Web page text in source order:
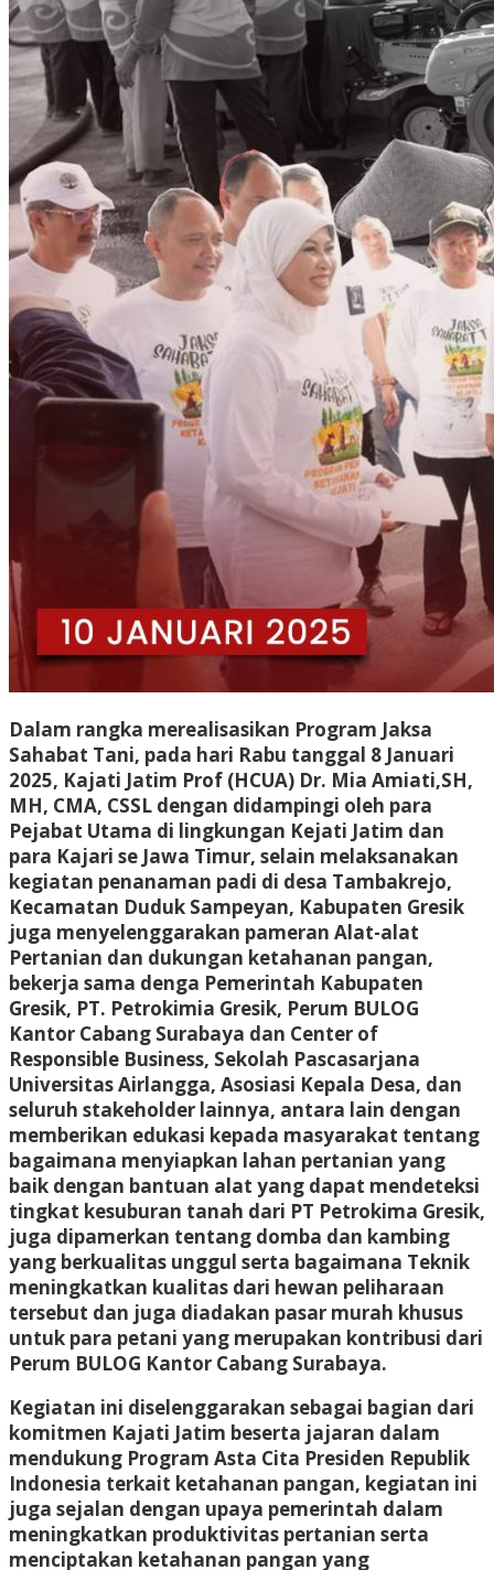
Dalam rangka merealisasikan Program Jaksa
Sahabat Tani, pada hari Rabu tanggal 8 Januari
2025, Kajati Jatim Prof (HCUA) Dr. Mia Amiati,SH,
MH, CMA, CSSL dengan didampingi oleh para
Pejabat Utama di lingkungan Kejati Jatim dan
para Kajari se Jawa Timur, selain melaksanakan
kegiatan penanaman padi di desa Tambakrejo,
Kecamatan Duduk Sampeyan, Kabupaten Gresik
juga menyelenggarakan pameran Alat-alat
Pertanian dan dukungan ketahanan pangan,
bekerja sama denga Pemerintah Kabupaten
Gresik, PT. Petrokimia Gresik, Perum BULOG
Kantor Cabang Surabaya dan Center of
Responsible Business, Sekolah Pascasarjana
Universitas Airlangga, Asosiasi Kepala Desa, dan
seluruh stakeholder lainnya, antara lain dengan
memberikan edukasi kepada masyarakat tentang
bagaimana menyiapkan lahan pertanian yang
baik dengan bantuan alat yang dapat mendeteksi
tingkat kesuburan tanah dari PT Petrokima Gresik,
juga dipamerkan tentang domba dan kambing
yang berkualitas unggul serta bagaimana Teknik
meningkatkan kualitas dari hewan peliharaan
tersebut dan juga diadakan pasar murah khusus
untuk para petani yang merupakan kontribusi dari
Perum BULOG Kantor Cabang Surabaya.
Kegiatan ini diselenggarakan sebagai bagian dari
komitmen Kajati Jatim beserta jajaran dalam
mendukung Program Asta Cita Presiden Republik
Indonesia terkait ketahanan pangan, kegiatan ini
juga sejalan dengan upaya pemerintah dalam
meningkatkan produktivitas pertanian serta
menciptakan ketahanan pangan yang